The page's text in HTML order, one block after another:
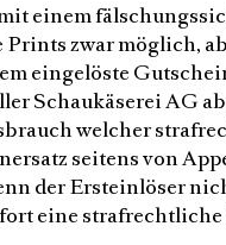
einem
zwar möglich,
eingelöste
Schaukäserei AG
welcher
seitens von
der Ersteinlöser
eine